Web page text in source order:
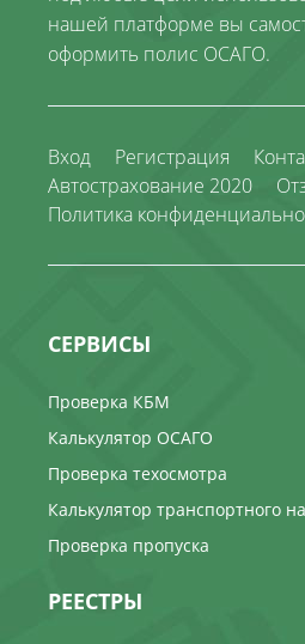
нашей платформе вы
оформить полис ОСАГО.
Вход Регистрация
Автострахование 2020
Политика
СЕРВИСЫ
Проверка КБМ
Калькулятор ОСАГО
Проверка техосмотра
Калькулятор транспортного
Проверка пропуска
РЕЕСТРЫ